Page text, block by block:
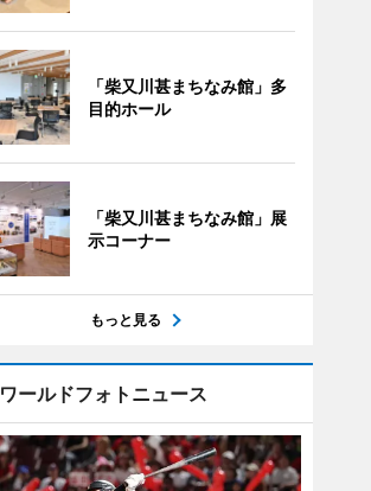
「柴又川甚まちなみ館」多
目的ホール
「柴又川甚まちなみ館」展
示コーナー
もっと見る
ワールドフォトニュース